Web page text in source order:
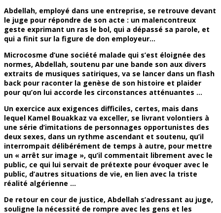
Abdellah, employé dans une entreprise, se retrouve devant
le juge pour répondre de son acte : un malencontreux
geste exprimant un ras le bol, qui a dépassé sa parole, et
qui a finit sur la figure de don employeur…
Microcosme d’une société malade qui s’est éloignée des
normes, Abdellah, soutenu par une bande son aux divers
extraits de musiques satiriques, va se lancer dans un flash
back pour raconter la genèse de son histoire et plaider
pour qu’on lui accorde les circonstances atténuantes …
Un exercice aux exigences difficiles, certes, mais dans
lequel Kamel Bouakkaz va exceller, se livrant volontiers à
une série d’imitations de personnages opportunistes des
deux sexes, dans un rythme ascendant et soutenu, qu’il
interrompait délibérément de temps à autre, pour mettre
un « arrêt sur image », qu’il commentait librement avec le
public, ce qui lui servait de prétexte pour évoquer avec le
public, d’autres situations de vie, en lien avec la triste
réalité algérienne …
De retour en cour de justice, Abdellah s’adressant au juge,
souligne la nécessité de rompre avec les gens et les